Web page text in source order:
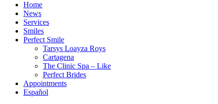
Home
News
Services
Smiles
Perfect Smile
Tarsys Loayza Roys
Cartagena
The Clinic Spa – Like
Perfect Brides
Appointments
Español